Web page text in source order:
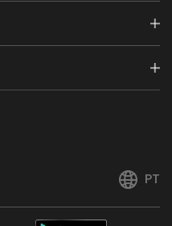
flutuante
elétrica
PT